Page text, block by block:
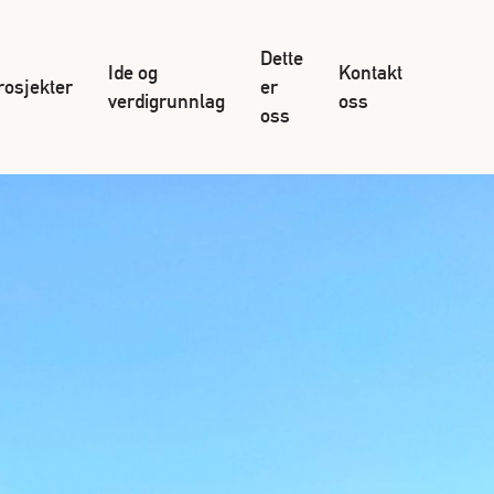
Ide og
verdigrunnlag
Dette
er
oss
Kontakt
oss